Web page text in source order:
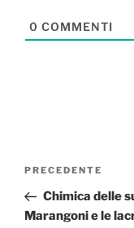
0 COMMENTI
Navigazione
Articolo
precedente:
PRECEDENTE
Chimica delle
Marangoni e le